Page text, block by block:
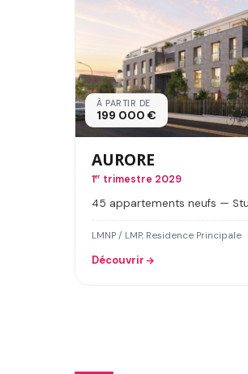
À PARTIR DE
199 000 €
AURORE
1er trimestre 2029
45 appartements neufs —
LMNP / LMP, Residence Principale
Découvrir